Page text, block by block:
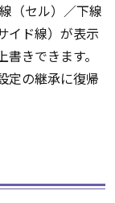
（セル）／下線
イド線）が表示
きできます。
定の継承に復帰